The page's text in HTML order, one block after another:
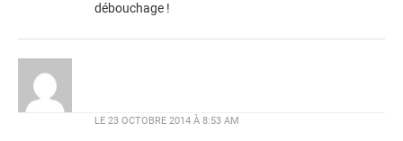
débouchage !
LE 23 OCTOBRE 2014 À 8:53 AM